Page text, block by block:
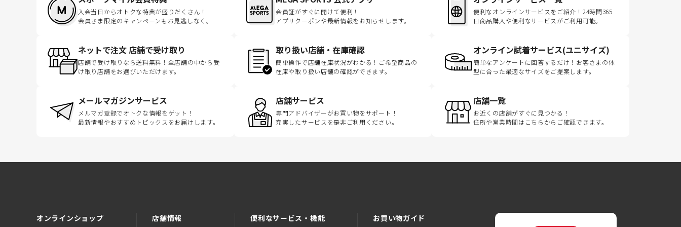
入会当日からオトクな特典が盛りだくさん！
会員さま限定のキャンペーンもお見逃しなく。
会員証がすぐに開けて便利！
アプリクーポンや最新情報をお知らせします。
便利なオンラインサービスをご紹介！24時間365
日商品購入や便利なサービスがご利用可能。
ネットで注文 店舗で受け取り
店舗で受け取りなら送料無料！全店舗の中から受
け取り店舗をお選びいただけます。
取り扱い店舗・在庫確認
簡単操作で店舗在庫状況がわかる！ご希望商品の
在庫や取り扱い店舗の確認ができます。
オンライン試着サービス(ユニサイズ)
簡単なアンケートに回答するだけ！お客さまの体
型に合った最適なサイズをご提案します。
メールマガジンサービス
メルマガ登録でオトクな情報をゲット！
最新情報やおすすめトピックスをお届けします。
店舗サービス
専門アドバイザーがお買い物をサポート！
充実したサービスを是非ご利用ください。
店舗一覧
お近くの店舗がすぐに見つかる！
住所や営業時間はこちらからご確認できます。
オンラインショップ 店舗情報 便利なサービス・機能 お買い物ガイド